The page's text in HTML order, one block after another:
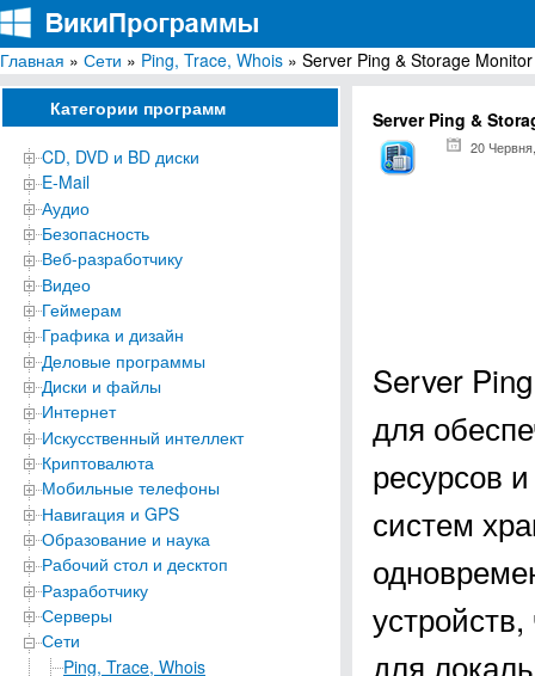
ВикиПрограммы
Энциклопедия бесплатных компьютерных программ для Windows
Главная » Сети » Ping, Trace, Whois » Server Ping & Storage Monitor
Категории программ
CD, DVD и BD диски
E-Mail
Аудио
Безопасность
Веб-разработчику
Видео
Геймерам
Графика и дизайн
Деловые программы
Диски и файлы
Интернет
Искусственный интеллект
Криптовалюта
Мобильные телефоны
Навигация и GPS
Образование и наука
Рабочий стол и десктоп
Разработчику
Серверы
Сети
Ping, Trace, Whois
Server Ping &
20
Server
для
ресурсов
систем
для